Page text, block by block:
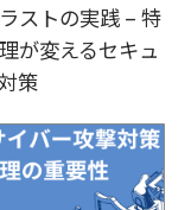
ストの実践 – 特
が変えるセキュ
策